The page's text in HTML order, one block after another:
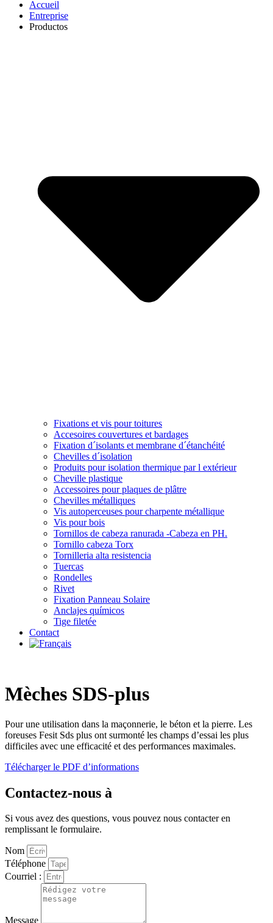
Accueil
Entreprise
Productos
Fixations et vis pour toitures
Accesoires couvertures et bardages
Fixation d´isolants et membrane d´étanchéité
Chevilles d´isolation
Produits pour isolation thermique par l extérieur
Cheville plastique
Accessoires pour plaques de plâtre
Chevilles métalliques
Vis autoperceuses pour charpente métallique
Vis pour bois
Tornillos de cabeza ranurada -Cabeza en PH.
Tornillo cabeza Torx
Tornilleria alta resistencia
Tuercas
Rondelles
Rivet
Fixation Panneau Solaire
Anclajes químicos
Tige filetée
Contact
Mèches SDS-plus
Pour une utilisation dans la maçonnerie, le béton et la pierre. Les
foreuses Fesit Sds plus ont surmonté les champs d’essai les plus
difficiles avec une efficacité et des performances maximales.
Télécharger le PDF d’informations
Contactez-nous à
Si vous avez des questions, vous pouvez nous contacter en
remplissant le formulaire.
Nom
Téléphone
Courriel :
Message